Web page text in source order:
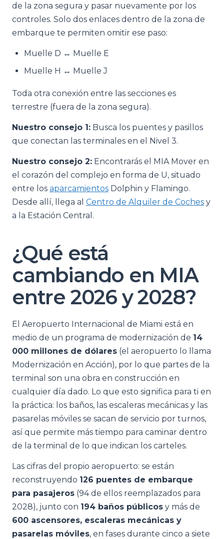
de la zona segura y pasar nuevamente por los
controles. Solo dos enlaces dentro de la zona de
embarque te permiten omitir ese paso:
Muelle D ↔ Muelle E
Muelle H ↔ Muelle J
Toda otra conexión entre las secciones es
terrestre (fuera de la zona segura).
Nuestro consejo 1: Busca los puentes y pasillos
que conectan las terminales en el Nivel 3.
Nuestro consejo 2: Encontrarás el MIA Mover en
el corazón del complejo en forma de U, situado
entre los aparcamientos Dolphin y Flamingo.
Desde allí, llega al Centro de Alquiler de Coches y
a la Estación Central.
¿Qué está
cambiando en MIA
entre 2026 y 2028?
El Aeropuerto Internacional de Miami está en
medio de un programa de modernización de 14
000 millones de dólares (el aeropuerto lo llama
Modernización en Acción), por lo que partes de la
terminal son una obra en construcción en
cualquier día dado. Lo que esto significa para ti en
la práctica: los baños, las escaleras mecánicas y las
pasarelas móviles se sacan de servicio por turnos,
así que permite más tiempo para caminar dentro
de la terminal de lo que indican los carteles.
Las cifras del propio aeropuerto: se están
reconstruyendo 126 puentes de embarque
para pasajeros (94 de ellos reemplazados para
2028), junto con 194 baños públicos y más de
600 ascensores, escaleras mecánicas y
pasarelas móviles, en fases durante cinco a siete